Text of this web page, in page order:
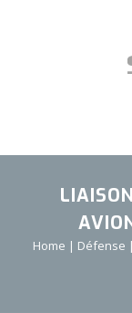
Home | Défense |